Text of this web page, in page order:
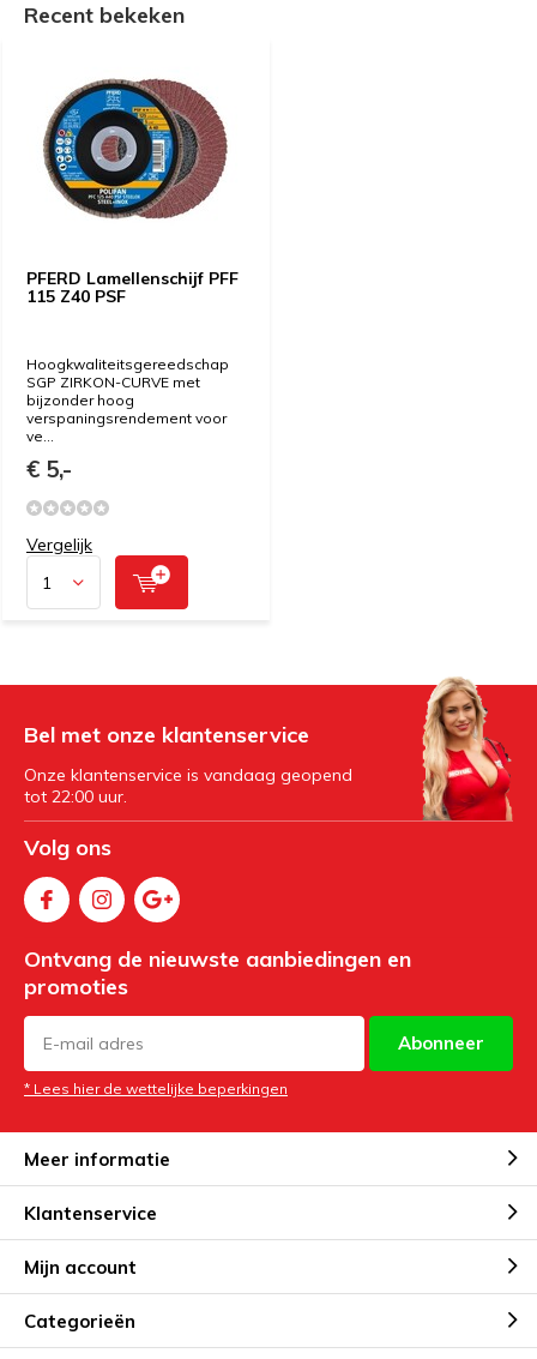
Recent bekeken
PFERD Lamellenschijf PFF
115 Z40 PSF
Hoogkwaliteitsgereedschap
SGP ZIRKON-CURVE met
bijzonder hoog
verspaningsrendement voor
ve...
€ 5,-
Vergelijk
Bel met onze klantenservice
Onze klantenservice is vandaag geopend
tot 22:00 uur.
Volg ons
Ontvang de nieuwste aanbiedingen en
promoties
Abonneer
* Lees hier de wettelijke beperkingen
Meer informatie
Klantenservice
Mijn account
Categorieën